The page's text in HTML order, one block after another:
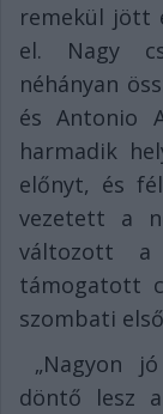
remekül jött
el. Nagy
néhányan
és Antonio
harmadik
előnyt, és
vezetett a
változott
támogatott
szombati
„Nagyon
döntő lesz